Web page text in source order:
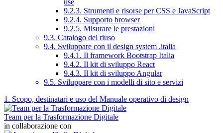
9.2.3. Strumenti e risorse per CSS e JavaScript
9.2.4. Supporto browser
9.2.5. Misurare le prestazioni
9.3. Catalogo del riuso
9.4. Sviluppare con il design system .italia
9.4.1. Il framework Bootstrap Italia
9.4.2. Il kit di sviluppo React
9.4.3. Il kit di sviluppo Angular
9.5. Sviluppare con i modelli di sito e servizi
1. Scopo, destinatari e uso del Manuale operativo di design
Team per la Trasformazione Digitale
in collaborazione con